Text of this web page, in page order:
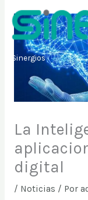
contenido
Sinergios
La
digital
/ Noticias / Por